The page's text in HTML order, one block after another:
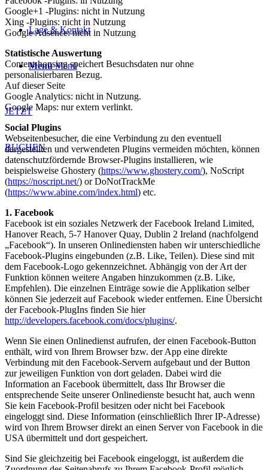
Lage & Kontakt
Menü Menü
JETZT
BUCHEN
Google+1 -Plugins: nicht in Nutzung
Xing -Plugins: nicht in Nutzung
Google Adsence: nicht in Nutzung
Statistische Auswertung
Content-housing speichert Besuchsdaten nur ohne
personalisierbaren Bezug.
Auf dieser Seite
Google Analytics: nicht in Nutzung.
Google Maps: nur extern verlinkt.
Social Plugins
Webseitenbesucher, die eine Verbindung zu den eventuell
dargestellten und verwendeten Plugins vermeiden möchten, können
datenschutzfördernde Browser-Plugins installieren, wie
beispielsweise Ghostery (https://www.ghostery.com/), NoScript
(https://noscript.net/) or DoNotTrackMe
(https://www.abine.com/index.html) etc.
1. Facebook
Facebook ist ein soziales Netzwerk der Facebook Ireland Limited,
Hanover Reach, 5-7 Hanover Quay, Dublin 2 Ireland (nachfolgend
„Facebook“). In unseren Onlinediensten haben wir unterschiedliche
Facebook-Plugins eingebunden (z.B. Like, Teilen). Diese sind mit
dem Facebook-Logo gekennzeichnet. Abhängig von der Art der
Funktion können weitere Angaben hinzukommen (z.B. Like,
Empfehlen). Die einzelnen Einträge sowie die Applikation selber
können Sie jederzeit auf Facebook wieder entfernen. Eine Übersicht
der Facebook-PlugIns finden Sie hier
http://developers.facebook.com/docs/plugins/.
Wenn Sie einen Onlinedienst aufrufen, der einen Facebook-Button
enthält, wird von Ihrem Browser bzw. der App eine direkte
Verbindung mit den Facebook-Servern aufgebaut und der Button
zur jeweiligen Funktion von dort geladen. Dabei wird die
Information an Facebook übermittelt, dass Ihr Browser die
entsprechende Seite unserer Onlinedienste besucht hat, auch wenn
Sie kein Facebook-Profil besitzen oder nicht bei Facebook
eingeloggt sind. Diese Information (einschließlich Ihrer IP-Adresse)
wird von Ihrem Browser direkt an einen Server von Facebook in die
USA übermittelt und dort gespeichert.
Sind Sie gleichzeitig bei Facebook eingeloggt, ist außerdem die